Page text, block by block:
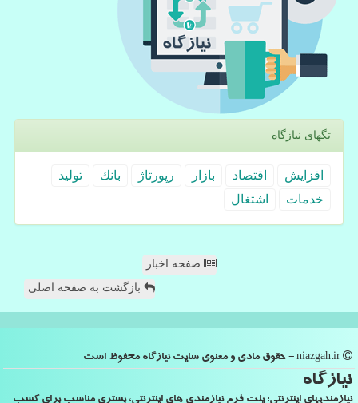
تگهای نیازگاه
افزایش اقتصاد بازار رپورتاژ بانك
تولید
خدمات
اشتغال
صفحه اخبار
بازگشت به صفحه اصلی
نیازگاه
نیازمندیهای اینترنتی: پلت فرم نیازمندی های اینترنتی، بستری مناسب برای کسب